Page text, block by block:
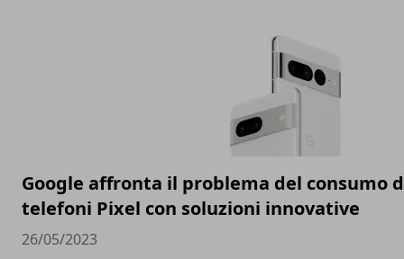
Google affronta il problema del consumo
telefoni Pixel con soluzioni innovative
26/05/2023